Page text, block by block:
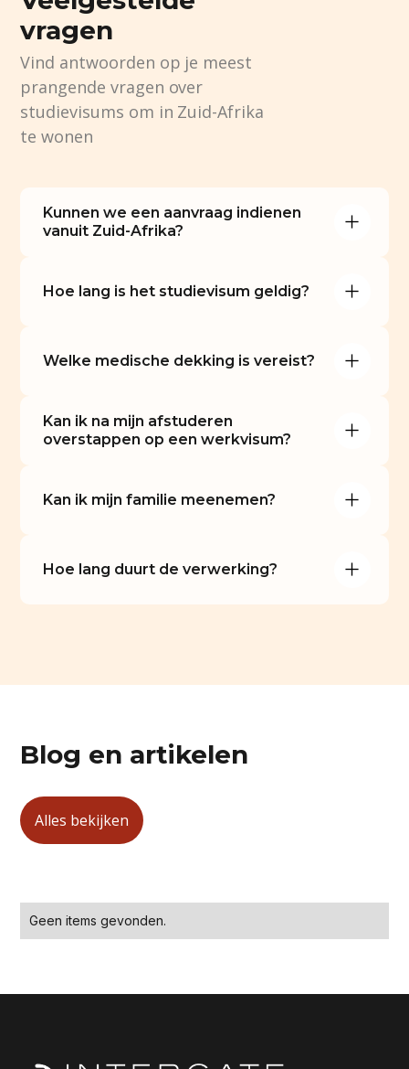
vragen
Vind antwoorden op je meest
prangende vragen over
studievisums om in Zuid-Afrika
te wonen
Kunnen we een aanvraag indienen
vanuit Zuid-Afrika?
Hoe lang is het studievisum geldig?
Welke medische dekking is vereist?
Kan ik na mijn afstuderen
overstappen op een werkvisum?
Kan ik mijn familie meenemen?
Hoe lang duurt de verwerking?
Blog en artikelen
Alles bekijken
Geen items gevonden.